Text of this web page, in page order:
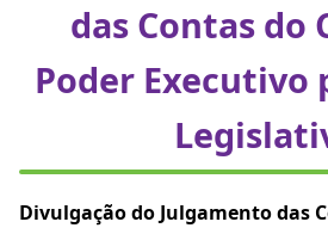
das Contas do
Poder Executivo
Divulgação do Julgamento das